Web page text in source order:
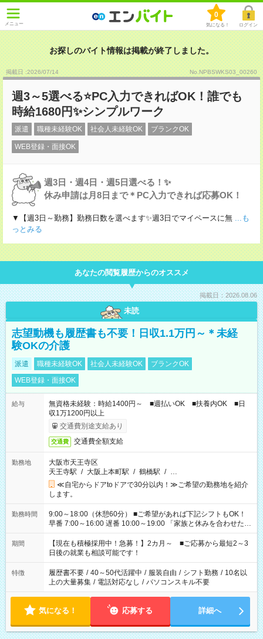
メニュー
0
気になる！ ログイン
お探しのバイト情報は掲載が終了しました。
掲載日 :2026/07/14 No.NPBSWKS03_00260
週3～5選べる⭐PC入力できればOK！誰でも
時給1680円✨シンプルワーク
派遣 職種未経験OK 社会人未経験OK ブランクOK
WEB登録・面接OK
週3日・週4日・週5日選べる！✨
休み申請は月8日まで＊PC入力できれば応募OK！
▼【週3日～勤務】勤務日数を選べます✨週3日でマイペースに無 ...も
っとみる
あなたの閲覧履歴からのオススメ
掲載日：2026.08.06
未読
志望動機も履歴書も不要！日収1.1万円～＊未経
験OKの介護
派遣 職種未経験OK 社会人未経験OK
ブランクOK
WEB登録・面接OK
給与
無資格未経験：時給1400円～ ■週払いOK ■扶養内OK ■日
収1万1200円以上
交通費別途支給あり
交通費 交通費全額支給
勤務地
大阪市天王寺区
天王寺駅 / 大阪上本町駅 / 鶴橋駅 / …
≪自宅からドアtoドアで30分以内！≫ご希望の勤務地を紹介
します。
勤務時間
9:00～18:00（休憩60分） ■ご希望があれば下記シフトもOK！
早番 7:00～16:00 遅番 10:00～19:00 「家族と休みを合わせた
い」 「余裕を持って夕飯の準備がしたい」 「できれば残業はし
たくない」 など、ご希望を教えてくださいね。 ※Wワーク希望
の方へ 今ご覧のお仕事で希望する勤務時間と、もう1つのお仕事
の勤務時間。 合計で週40時間を超える場合は応募できません。
期間
【現在も積極採用中！急募！】2カ月～ ■ご応募から最短2～3
日後の就業も相談可能です！
特徴 履歴書不要 / 40～50代活躍中 / 服装自由 / シフト勤務 / 10名以
上の大量募集 / 電話対応なし / パソコンスキル不要
気になる！ 応募する 詳細へ